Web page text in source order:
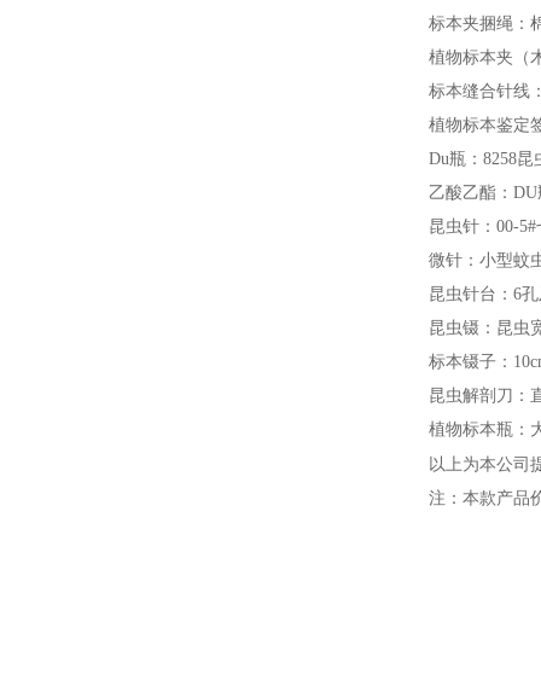
标本夹捆绳：
植物标本夹（
标本缝合针线
植物标本鉴定
Du瓶：8258昆
乙酸乙酯：
昆虫针：00-
微针：小型蚊
昆虫针台：6
昆虫镊：昆虫
标本镊子：
昆虫解剖刀：
植物标本瓶：
以上为本公司
注：本款产品